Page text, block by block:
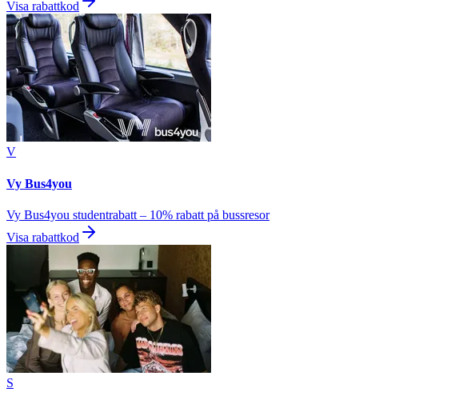
Visa rabattkod
V
Vy Bus4you
Vy Bus4you studentrabatt – 10% rabatt på bussresor
Visa rabattkod
S